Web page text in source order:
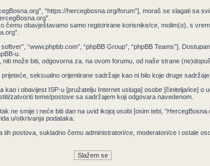
“https://hercegbosna.org/forum”], moraš se slagati sa
čemu obavještavamo samo registrirane korisnike/ce, molim(o), s
“www.phpbb.com”, “phpBB Group”, “phpBB Teams”].
u.
može biti, odgovorna za, na ovom forumu, od naše strane
seksualno orijentirane sadržaje kao ni bilo koje druge
i obavijest ISP-u [pružatelju Internet usluga] osobe [činitelja/ice] o
zatvoriti teme/postove sa sadržajem koji odgovara navedenom.
ne smije i neće biti dan na uvid ikojoj osobi [osim tebi,
u/otkrivanja podataka.
postova, sukladno čemu administratori/ce, moderatori/ce i ostale